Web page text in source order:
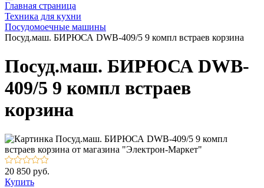
Главная страница
Техника для кухни
Посудомоечные машины
Посуд.маш. БИРЮСА DWB-409/5 9 компл встраев корзина
Посуд.маш. БИРЮСА DWB-
409/5 9 компл встраев
корзина
20 850 руб.
Купить